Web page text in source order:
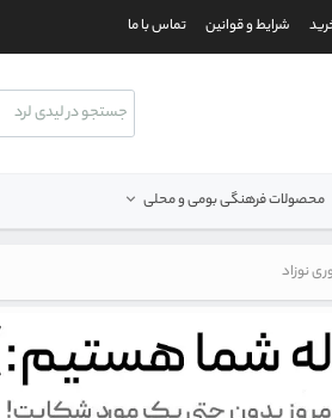
شرایط و قوانین تماس با ما
محصولات فرهنگی بومی و محلی
نوزاد